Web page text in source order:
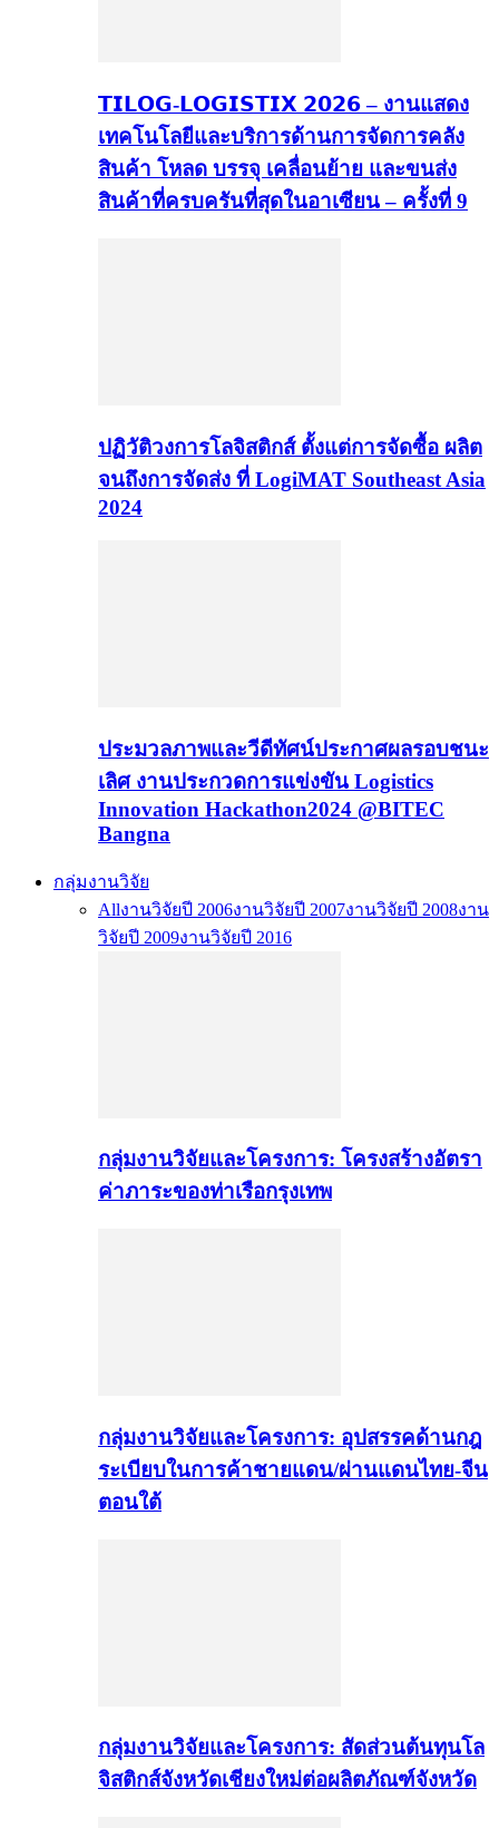
𝗧𝗜𝗟𝗢𝗚-𝗟𝗢𝗚𝗜𝗦𝗧𝗜𝗫 𝟮𝟬𝟮𝟲 – งานแสดง
เทคโนโลยีและบริการด้านการจัดการคลัง
สินค้า โหลด บรรจุ เคลื่อนย้าย และขนส่ง
สินค้าที่ครบครันที่สุดในอาเซียน – ครั้งที่ 9
ปฏิวัติวงการโลจิสติกส์ ตั้งแต่การจัดซื้อ ผลิต
จนถึงการจัดส่ง ที่ LogiMAT Southeast Asia
2024
ประมวลภาพและวีดีทัศน์ประกาศผลรอบชนะ
เลิศ งานประกวดการแข่งขัน Logistics
Innovation Hackathon2024 @BITEC
Bangna
กลุ่มงานวิจัย
Allงานวิจัยปี 2006งานวิจัยปี 2007งานวิจัยปี 2008งาน
วิจัยปี 2009งานวิจัยปี 2016
กลุ่มงานวิจัยและโครงการ: โครงสร้างอัตรา
ค่าภาระของท่าเรือกรุงเทพ
กลุ่มงานวิจัยและโครงการ: อุปสรรคด้านกฎ
ระเบียบในการค้าชายแดน/ผ่านแดนไทย-จีน
ตอนใต้
กลุ่มงานวิจัยและโครงการ: สัดส่วนต้นทุนโล
จิสติกส์จังหวัดเชียงใหม่ต่อผลิตภัณฑ์จังหวัด